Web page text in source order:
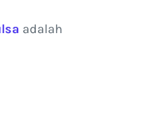
adalah